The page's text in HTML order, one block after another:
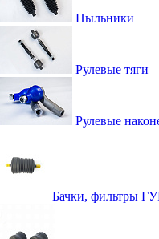
Пыльники
Рулевые тяги
Рулевые
Бачки, фильтры